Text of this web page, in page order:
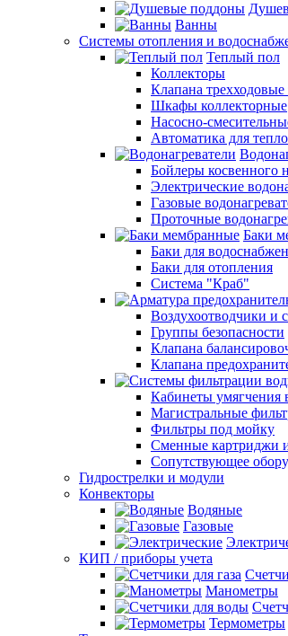
Ванны
Системы отопления и
Теплый пол
Коллекторы
Клапана
Шкафы коллекторные
Насосно-
Автоматика для
Бойлеры косвенного
Электрические
Газовые
Проточные
Баки
Баки для
Баки для отопления
Система "Краб"
Воздухоотводчики и
Группы безопасности
Клапана
Клапана
Кабинеты умягчения
Магистральные
Фильтры под мойку
Сменные картриджи
Сопутствующее
Гидрострелки и модули
Конвекторы
Водяные
Газовые
КИП / приборы учета
Манометры
Термометры